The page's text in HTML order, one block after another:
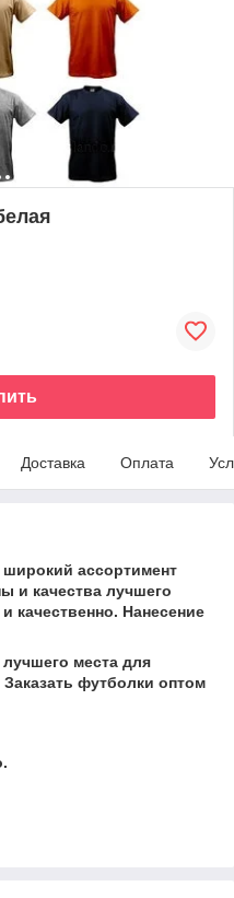
Доставка Оплата
широкий ассортимент
и качества лучшего
качественно. Нанесение
места для
футболки оптом